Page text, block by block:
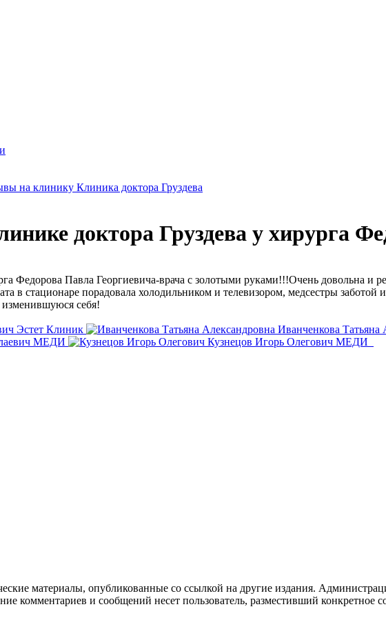
на клинику Клиника доктора Груздева
доктора Груздева у хирурга
Федорова Павла Георгиевича-врача с золотыми руками!!!Очень довольна и
в стационаре порадовала холодильником и телевизором, медсестры
изменившуюся себя!
Эстет Клиник Иванченкова Татьяна
МЕДИ Кузнецов Игорь Олегович МЕДИ
материалы, опубликованные со ссылкой на другие издания.
комментариев и сообщений несет пользователь, разместивший конкретное